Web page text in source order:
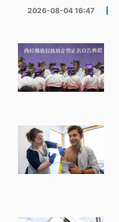
2026-08-04 16:47